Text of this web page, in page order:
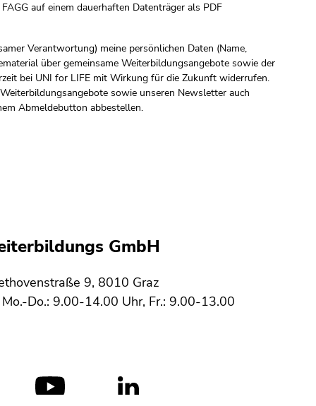
auf einem dauerhaften Datenträger als PDF
Verantwortung) meine persönlichen Daten (Name,
über gemeinsame Weiterbildungsangebote sowie der
bei UNI for LIFE mit Wirkung für die Zukunft widerrufen.
sowie unseren Newsletter auch
Abmeldebutton abbestellen.
GmbH
9, 8010 Graz
Do.: 9.00-14.00 Uhr, Fr.: 9.00-13.00